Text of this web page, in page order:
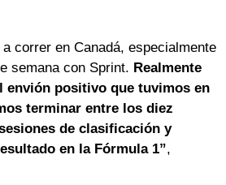
correr en Canadá, especialmente
semana con Sprint. Realmente
envión positivo que tuvimos en
terminar entre los diez
de clasificación y
en la Fórmula 1”,